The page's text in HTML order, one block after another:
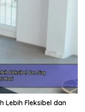
kelelahan, sakit
Pastikan Anda
hari.
Lebih Fleksibel dan